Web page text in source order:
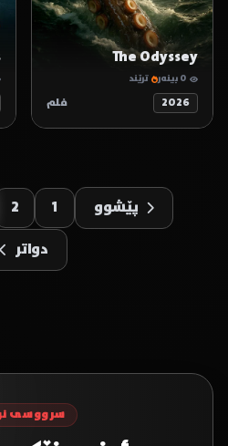
The Odyssey
0 بینەر ترێند
2026 فلم
پێشوو 1
2
دواتر
سرووسی